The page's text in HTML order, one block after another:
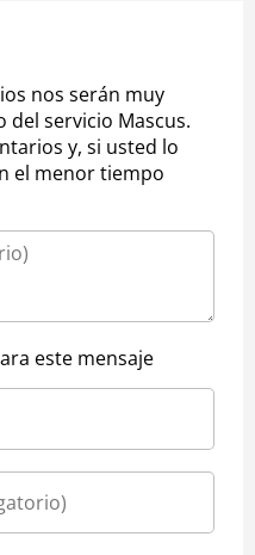
nos serán muy
servicio Mascus.
y, si usted lo
el menor tiempo
este mensaje